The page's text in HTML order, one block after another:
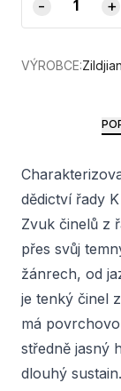
- +
VÝROBCE:Zildjian
dědictví řady
Zvuk činelů z
přes svůj
žánrech, od
je tenký činel
má
středně jasný
dlouhý sustain.